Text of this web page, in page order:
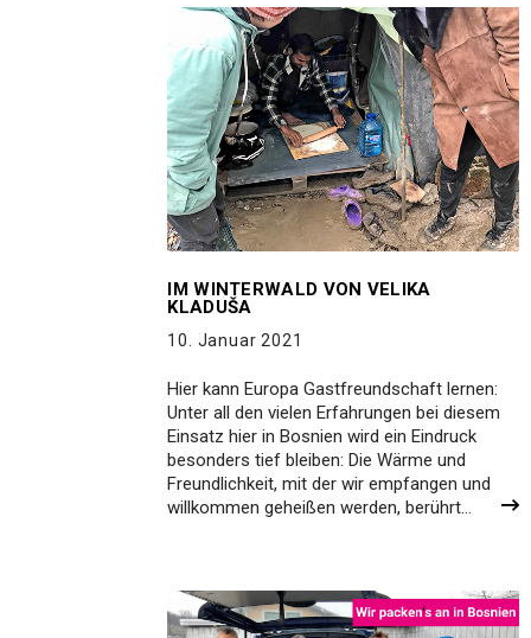
IM WINTERWALD VON VELIKA
KLADUŠA
10. Januar 2021
Hier kann Europa Gastfreundschaft lernen:
Unter all den vielen Erfahrungen bei diesem
Einsatz hier in Bosnien wird ein Eindruck
besonders tief bleiben: Die Wärme und
Freundlichkeit, mit der wir empfangen und
willkommen geheißen werden, berührt…